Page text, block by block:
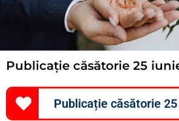
Publicație căsătorie 25
Publicație căsătorie